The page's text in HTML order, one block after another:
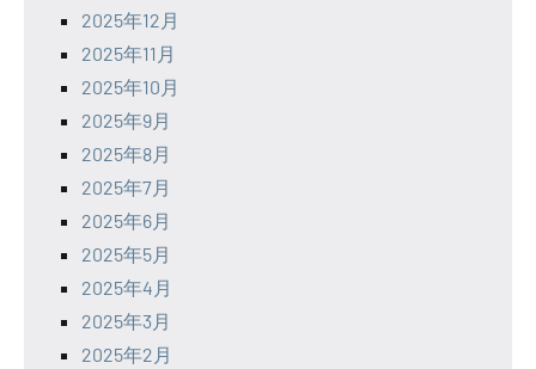
2025年12月
2025年11月
2025年10月
2025年9月
2025年8月
2025年7月
2025年6月
2025年5月
2025年4月
2025年3月
2025年2月